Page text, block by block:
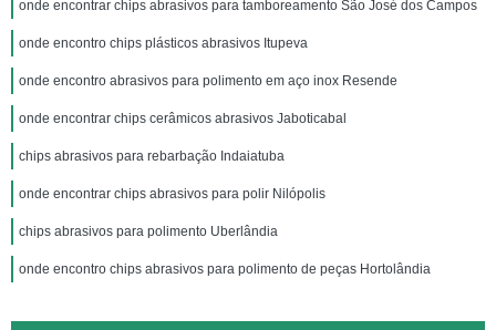
onde encontrar chips abrasivos para tamboreamento São José dos Campos
onde encontro chips plásticos abrasivos Itupeva
onde encontro abrasivos para polimento em aço inox Resende
onde encontrar chips cerâmicos abrasivos Jaboticabal
chips abrasivos para rebarbação Indaiatuba
onde encontrar chips abrasivos para polir Nilópolis
chips abrasivos para polimento Uberlândia
onde encontro chips abrasivos para polimento de peças Hortolândia